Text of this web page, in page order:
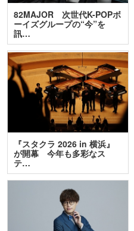
82MAJOR 次世代K-POPボ
ーイズグループの“今”を
訊…
『スタクラ 2026 in 横浜』
が開幕 今年も多彩なス
テ…